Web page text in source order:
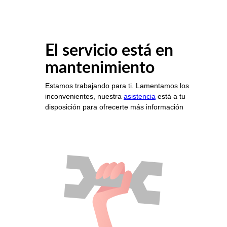
El servicio está en
mantenimiento
Estamos trabajando para ti. Lamentamos los
inconvenientes, nuestra asistencia está a tu
disposición para ofrecerte más información